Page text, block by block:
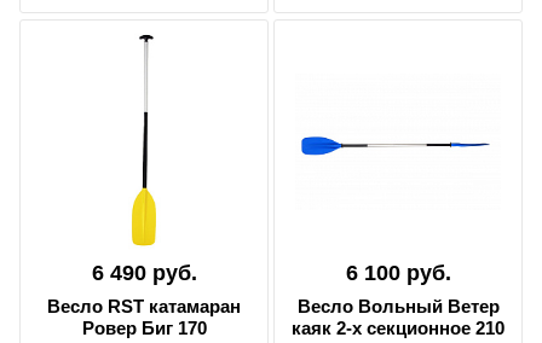
6 490 руб.
Весло RST катамаран
Ровер Биг 170
6 100 руб.
Весло Вольный Ветер
каяк 2-х секционное 210